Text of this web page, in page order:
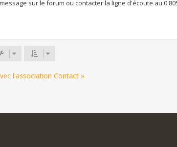
sur le forum ou contacter la ligne d'écoute au 0
l'association Contact »